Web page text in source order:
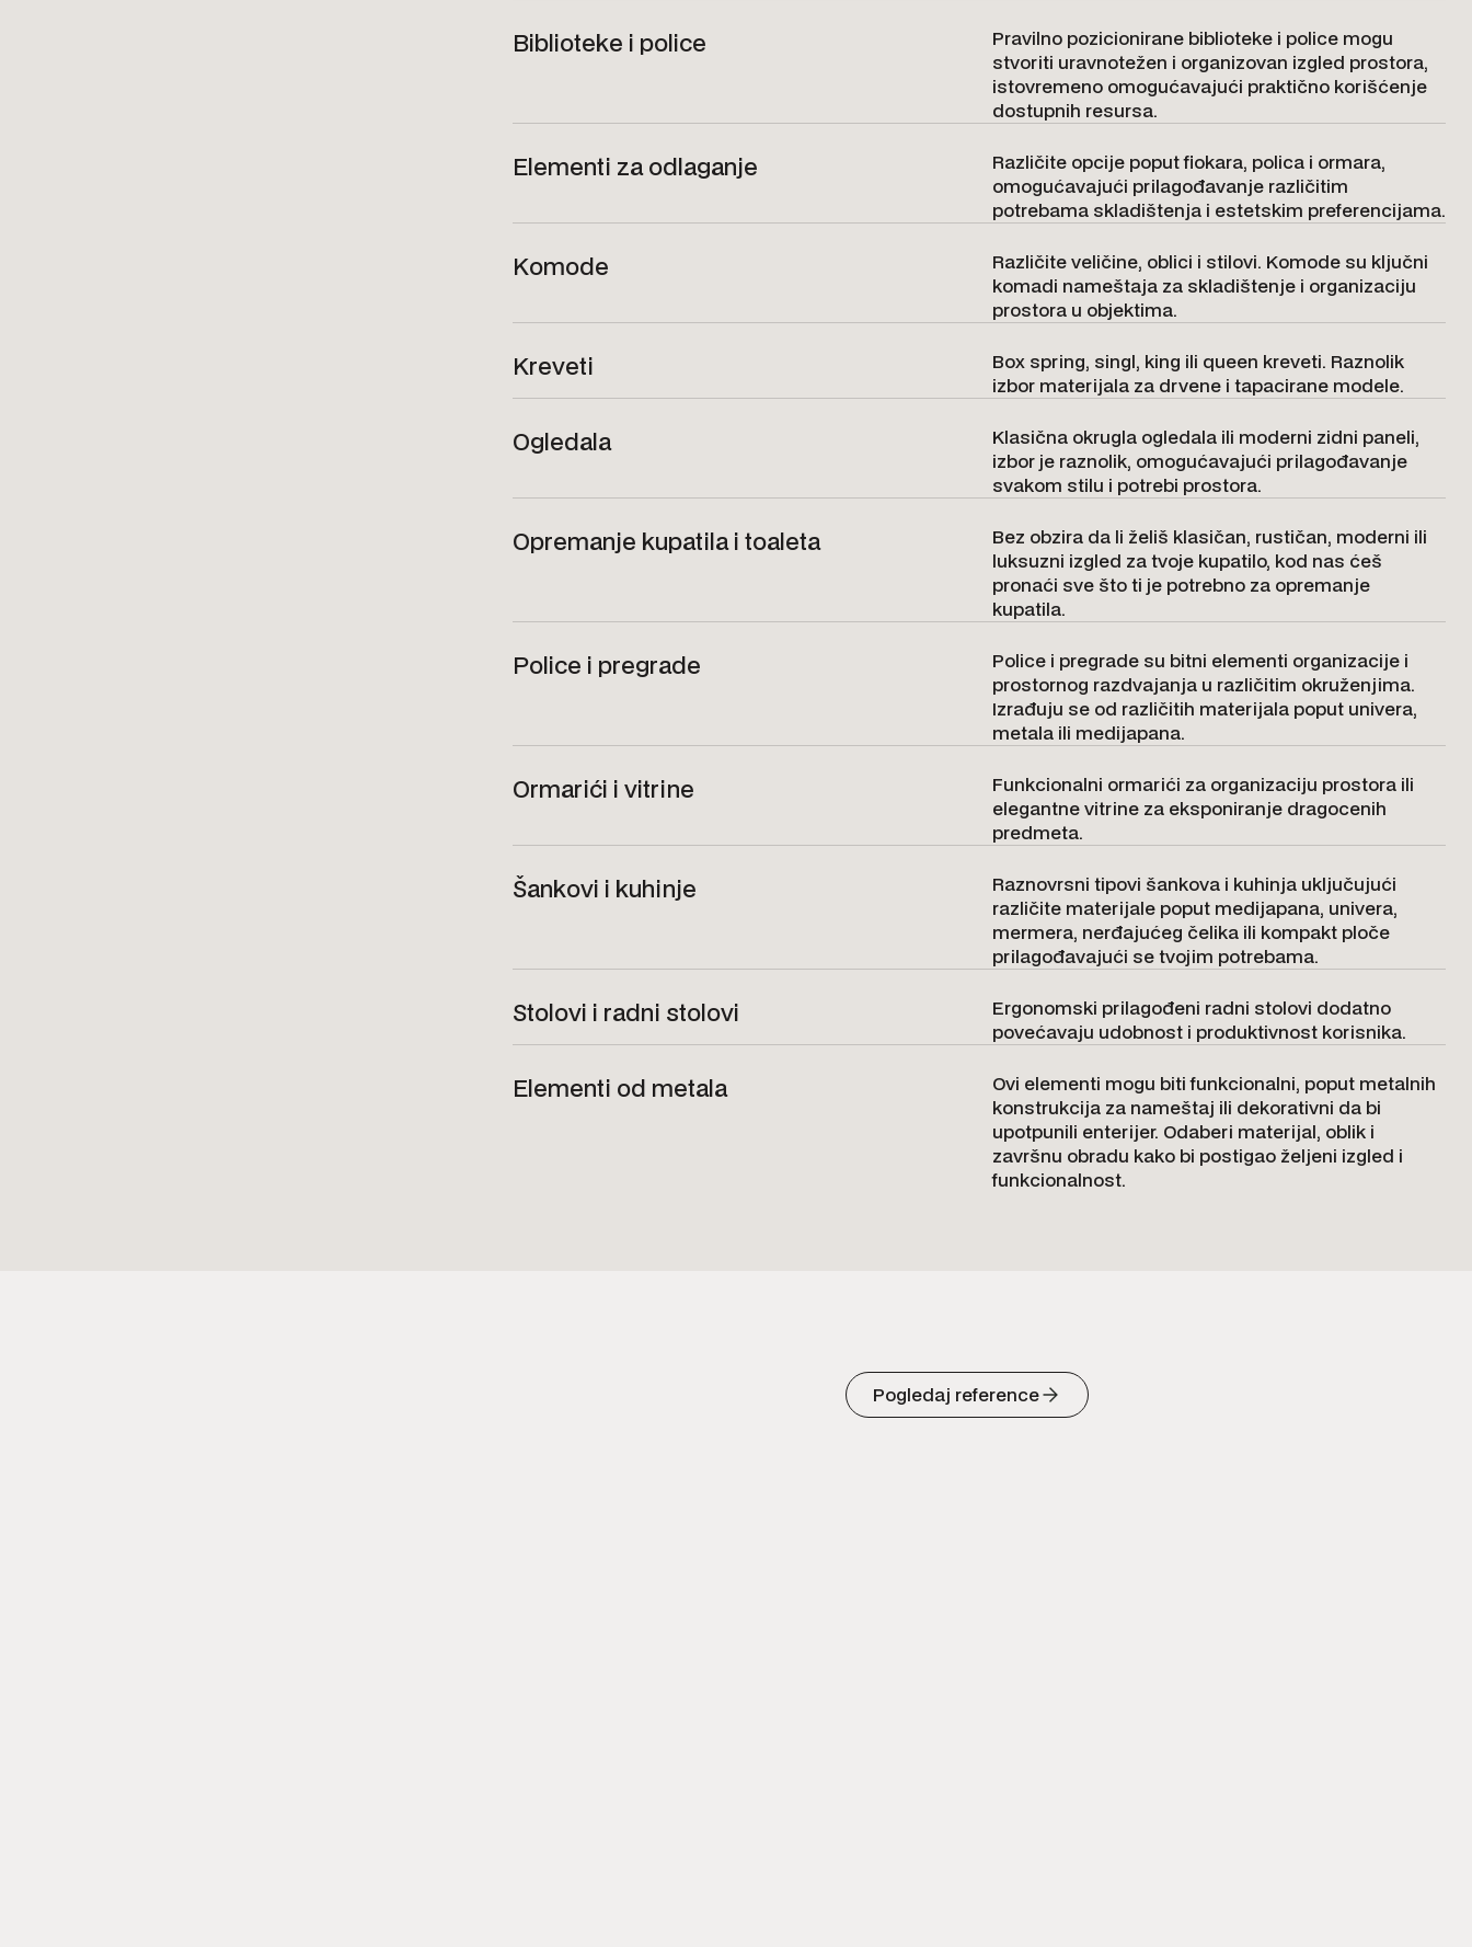
Biblioteke i police
Pravilno pozicionirane biblioteke i police mogu
stvoriti uravnotežen i organizovan izgled prostora,
istovremeno omogućavajući praktično korišćenje
dostupnih resursa.
Elementi za odlaganje
Različite opcije poput fiokara, polica i ormara,
omogućavajući prilagođavanje različitim
potrebama skladištenja i estetskim preferencijama.
Komode
Različite veličine, oblici i stilovi. Komode su ključni
komadi nameštaja za skladištenje i organizaciju
prostora u objektima.
Kreveti
Box spring, singl, king ili queen kreveti. Raznolik
izbor materijala za drvene i tapacirane modele.
Ogledala
Klasična okrugla ogledala ili moderni zidni paneli,
izbor je raznolik, omogućavajući prilagođavanje
svakom stilu i potrebi prostora.
Opremanje kupatila i toaleta
Bez obzira da li želiš klasičan, rustičan, moderni ili
luksuzni izgled za tvoje kupatilo, kod nas ćeš
pronaći sve što ti je potrebno za opremanje
kupatila.
Police i pregrade
Police i pregrade su bitni elementi organizacije i
prostornog razdvajanja u različitim okruženjima.
Izrađuju se od različitih materijala poput univera,
metala ili medijapana.
Ormarići i vitrine
Funkcionalni ormarići za organizaciju prostora ili
elegantne vitrine za eksponiranje dragocenih
predmeta.
Šankovi i kuhinje
Raznovrsni tipovi šankova i kuhinja uključujući
različite materijale poput medijapana, univera,
mermera, nerđajućeg čelika ili kompakt ploče
prilagođavajući se tvojim potrebama.
Stolovi i radni stolovi
Ergonomski prilagođeni radni stolovi dodatno
povećavaju udobnost i produktivnost korisnika.
Elementi od metala
Ovi elementi mogu biti funkcionalni, poput metalnih
konstrukcija za nameštaj ili dekorativni da bi
upotpunili enterijer. Odaberi materijal, oblik i
završnu obradu kako bi postigao željeni izgled i
funkcionalnost.
Pogledaj reference